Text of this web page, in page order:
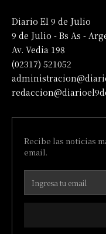
Diario El 9 de Julio
9 de Julio - Bs As -
Av. Vedia 198
(02317) 521052
Recibe las noticias
email.